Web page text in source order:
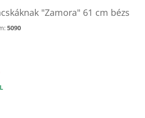
"Zamora" 61 cm bézs
5090